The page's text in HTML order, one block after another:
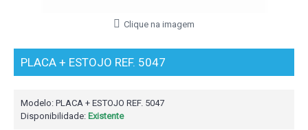
Clique na imagem
PLACA + ESTOJO REF. 5047
Modelo: PLACA + ESTOJO REF. 5047
Disponibilidade: Existente